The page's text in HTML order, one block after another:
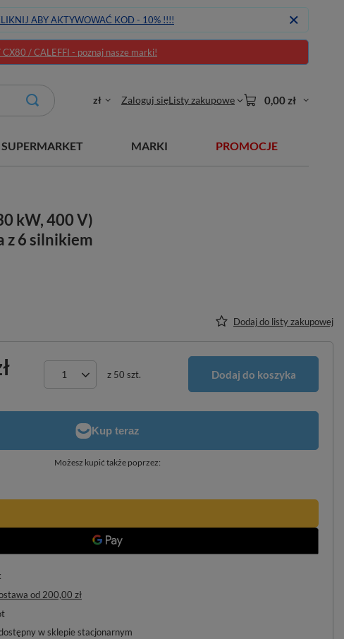
ABY AKTYWOWAĆ KOD - 10% !!!!
/ CALEFFI - poznaj nasze marki!
zł Zaloguj sięListy zakupowe 0,00 zł
SUPERMARKET MARKI PROMOCJE
kW, 400 V)
z 6 silnikiem
Dodaj do listy zakupowej
z 50 szt. Dodaj do koszyka
Możesz kupić także poprzez:
od 200,00 zł
w sklepie stacjonarnym